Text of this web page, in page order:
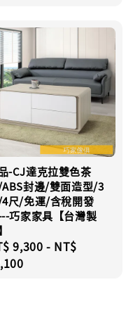
-CJ達克拉雙色茶
封邊/雙面造型/3
尺/免運/含稅開發
巧家家具【台灣製
9,300 - NT$